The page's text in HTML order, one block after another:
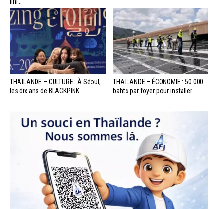
fini...
THAÏLANDE – CULTURE : À Séoul,
les dix ans de BLACKPINK...
THAÏLANDE – ÉCONOMIE : 50 000
bahts par foyer pour installer...